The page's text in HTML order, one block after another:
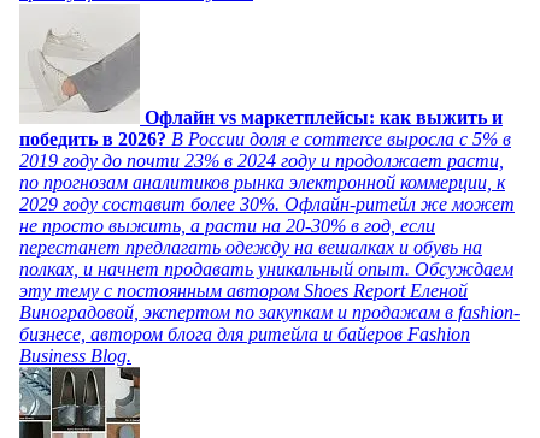
Офлайн vs маркетплейсы: как выжить и
победить в 2026? В России доля e commerce выросла с 5% в
2019 году до почти 23% в 2024 году и продолжает расти,
по прогнозам аналитиков рынка электронной коммерции, к
2029 году составит более 30%. Офлайн-ритейл же может
не просто выжить, а расти на 20-30% в год, если
перестанет предлагать одежду на вешалках и обувь на
полках, и начнет продавать уникальный опыт. Обсуждаем
эту тему с постоянным автором Shoes Report Еленой
Виноградовой, экспертом по закупкам и продажам в fashion-
бизнесе, автором блога для ритейла и байеров Fashion
Business Blog.